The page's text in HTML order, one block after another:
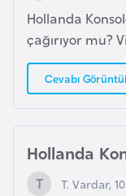
Hollanda
çağırıyor mu?
Cevabı
Hollanda
T. Vardar,
r
s
a
B
u